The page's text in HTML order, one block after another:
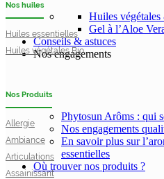
Huiles
Gel à l’Aloe
Conseils & astuces
Nos engagements
Phytosun Arôms : qui
Nos engagements
En savoir plus sur
essentielles
Où trouver nos produits ?
Nos huiles
Huiles essentielles
Huiles végétales Bio
Nos Produits
Allergie
Ambiance
Articulations
Assainissant